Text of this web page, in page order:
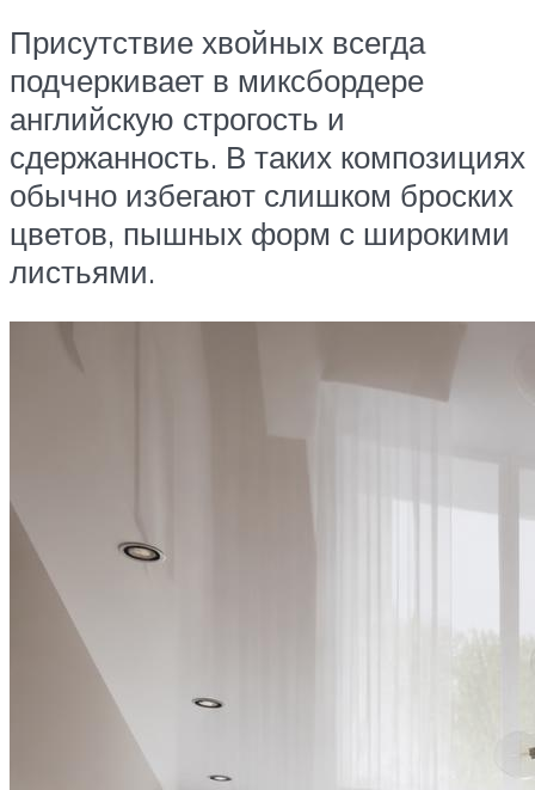
Присутствие хвойных всегда
подчеркивает в миксбордере
английскую строгость и
сдержанность. В таких композициях
обычно избегают слишком броских
цветов, пышных форм с широкими
листьями.